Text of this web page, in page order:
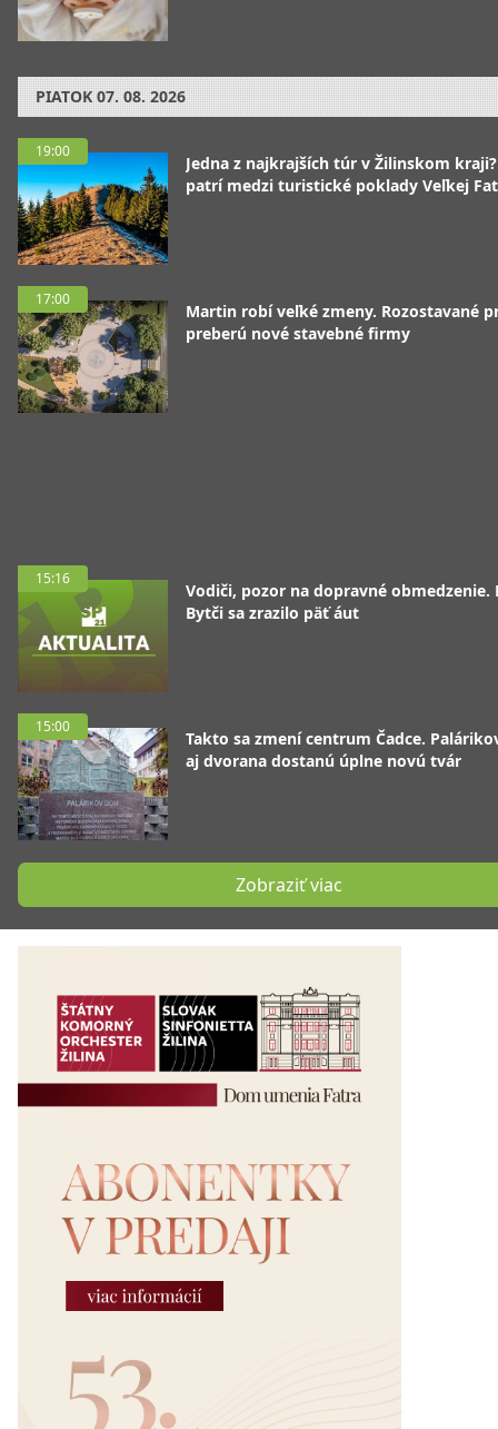
PIATOK 07. 08. 2026
19:00
Jedna z najkrajších túr v Žilinskom
patrí medzi turistické poklady Veľkej
17:00
Martin robí veľké zmeny. Rozostavané
preberú nové stavebné firmy
15:16
Vodiči, pozor na dopravné obmedzenie.
Bytči sa zrazilo päť áut
15:00
Takto sa zmení centrum Čadce.
aj dvorana dostanú úplne novú tvár
Zobraziť viac